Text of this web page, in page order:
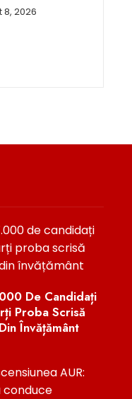
8, 2026
De Candidați
Proba Scrisă
Învățământ